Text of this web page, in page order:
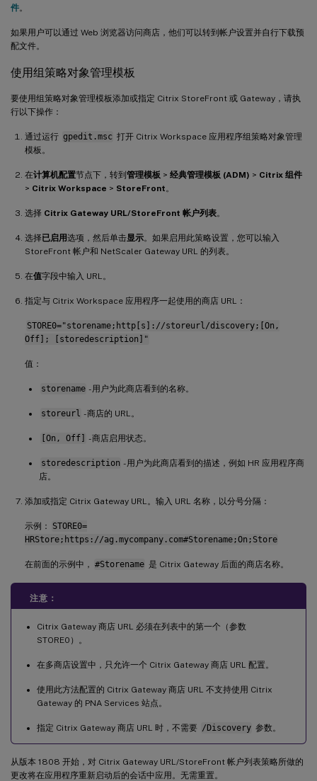
件。
如果用户可以通过 Web 浏览器访问商店，他们可以转到帐户设置并自行下载预
配文件。
使用组策略对象管理模板
要使用组策略对象管理模板添加或指定 Citrix StoreFront 或 Gateway，请执
行以下操作：
通过运行 gpedit.msc 打开 Citrix Workspace 应用程序组策略对象管理
模板。
在计算机配置节点下，转到管理模板 > 经典管理模板 (ADM) > Citrix 组件
> Citrix Workspace > StoreFront 。
选择 Citrix Gateway URL/StoreFront 帐户列表。
选择已启用选项，然后单击显示。如果启用此策略设置，您可以输入
StoreFront 帐户和 NetScaler Gateway URL 的列表。
在值字段中输入 URL。
指定与 Citrix Workspace 应用程序一起使用的商店 URL：
STORE0="storename;http[s]://storeurl/discovery;[On,
Off]; [storedescription]"
值：
storename - 用户为此商店看到的名称。
storeurl - 商店的 URL。
[On, Off] - 商店启用状态。
storedescription - 用户为此商店看到的描述，例如 HR 应用程序商
店。
添加或指定 Citrix Gateway URL。输入 URL 名称，以分号分隔：
示例：
STORE0=
HRStore;https://ag.mycompany.com#Storename;On;Store
在前面的示例中， #Storename 是 Citrix Gateway 后面的商店名称。
注意：
Citrix Gateway 商店 URL 必须在列表中的第一个（参数
STORE0）。
在多商店设置中，只允许一个 Citrix Gateway 商店 URL 配置。
使用此方法配置的 Citrix Gateway 商店 URL 不支持使用 Citrix
Gateway 的 PNA Services 站点。
指定 Citrix Gateway 商店 URL 时，不需要 /Discovery 参数。
从版本 1808 开始，对 Citrix Gateway URL/StoreFront 帐户列表策略所做的
更改将在应用程序重新启动后的会话中应用。无需重置。